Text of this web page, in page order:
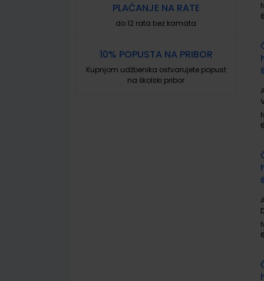
PLAĆANJE NA RATE
do 12 rata bez kamata
10% POPUSTA NA PRIBOR
Kupnjom udžbenika ostvarujete popust
na školski pribor